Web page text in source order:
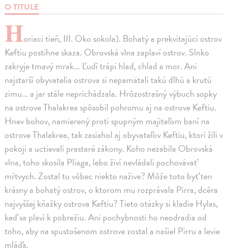
O TITULE
Horiaci tieň, III. Oko sokola). Bohatý a prekvitajúci ostrov
Keftiu postihne skaza. Obrovská vlna zaplaví ostrov. Slnko
zakryje tmavý mrak... Ľudí trápi hlad, chlad a mor. Ani
najstarší obyvatelia ostrova si nepamätali takú dlhú a krutú
zimu... a jar stále neprichádzala. Hrôzostrašný výbuch sopky
na ostrove Thalakrea spôsobil pohromu aj na ostrove Keftiu.
Hnev bohov, namierený proti spupným majiteľom baní na
ostrove Thalakrea, tak zasiahol aj obyvateľov Keftiu, ktorí žili v
pokoji a uctievali prastaré zákony. Koho nezabila Obrovská
vlna, toho skosila Pliaga, lebo živí nevládali pochovávať
mŕtvych. Zostal tu vôbec niekto nažive? Môže toto byť ten
krásny a bohatý ostrov, o ktorom mu rozprávala Pirra, dcéra
najvyššej kňažky ostrova Keftiu? Tieto otázky si kladie Hylas,
keď sa plaví k pobrežiu. Ani pochybnosti ho neodradia od
toho, aby na spustošenom ostrove zostal a našiel Pirru a levie
mláďa.